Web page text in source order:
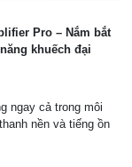
Pro – Nắm bắt
khuếch đại
ngay cả trong môi
nền và tiếng ồn